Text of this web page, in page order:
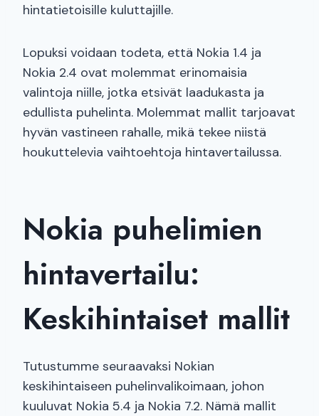
hintatietoisille kuluttajille.
Lopuksi voidaan todeta, että Nokia 1.4 ja
Nokia 2.4 ovat molemmat erinomaisia
valintoja niille, jotka etsivät laadukasta ja
edullista puhelinta. Molemmat mallit tarjoavat
hyvän vastineen rahalle, mikä tekee niistä
houkuttelevia vaihtoehtoja hintavertailussa.
Nokia puhelimien
hintavertailu:
Keskihintaiset mallit
Tutustumme seuraavaksi Nokian
keskihintaiseen puhelinvalikoimaan, johon
kuuluvat Nokia 5.4 ja Nokia 7.2. Nämä mallit